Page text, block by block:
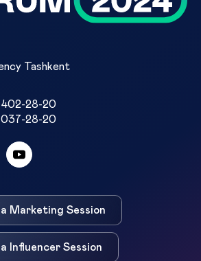
Tashkent
28-20
28-20
Marketing Session
Influencer Session